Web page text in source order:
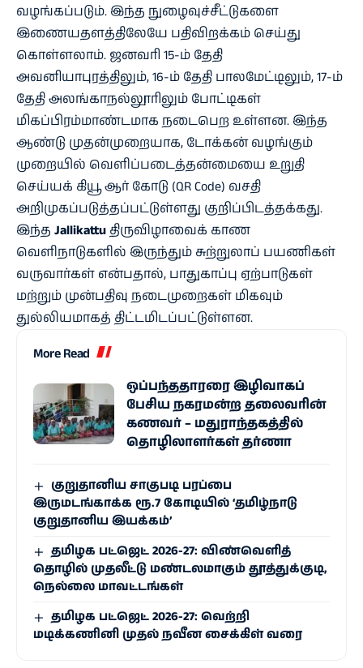
வழங்கப்படும். இந்த நுழைவுச்சீட்டுகளை
இணையதளத்திலேயே பதிவிறக்கம் செய்து
கொள்ளலாம். ஜனவரி 15-ம் தேதி
அவனியாபுரத்திலும், 16-ம் தேதி பாலமேட்டிலும், 17-ம்
தேதி அலங்காநல்லூரிலும் போட்டிகள்
மிகப்பிரம்மாண்டமாக நடைபெற உள்ளன. இந்த
ஆண்டு முதன்முறையாக, டோக்கன் வழங்கும்
முறையில் வெளிப்படைத்தன்மையை உறுதி
செய்யக் கியூ ஆர் கோடு (QR Code) வசதி
அறிமுகப்படுத்தப்பட்டுள்ளது குறிப்பிடத்தக்கது.
இந்த Jallikattu திருவிழாவைக் காண
வெளிநாடுகளில் இருந்தும் சுற்றுலாப் பயணிகள்
வருவார்கள் என்பதால், பாதுகாப்பு ஏற்பாடுகள்
மற்றும் முன்பதிவு நடைமுறைகள் மிகவும்
துல்லியமாகத் திட்டமிடப்பட்டுள்ளன.
More Read
ஒப்பந்ததாரரை இழிவாகப்
பேசிய நகரமன்ற தலைவரின்
கணவர் – மதுராந்தகத்தில்
தொழிலாளர்கள் தர்ணா
குறுதானிய சாகுபடி பரப்பை
இருமடங்காக்க ரூ.7 கோடியில் ‘தமிழ்நாடு
குறுதானிய இயக்கம்’
தமிழக பட்ஜெட் 2026-27: விண்வெளித்
தொழில் முதலீட்டு மண்டலமாகும் தூத்துக்குடி,
நெல்லை மாவட்டங்கள்
தமிழக பட்ஜெட் 2026-27: வெற்றி
மடிக்கணினி முதல் நவீன சைக்கிள் வரை